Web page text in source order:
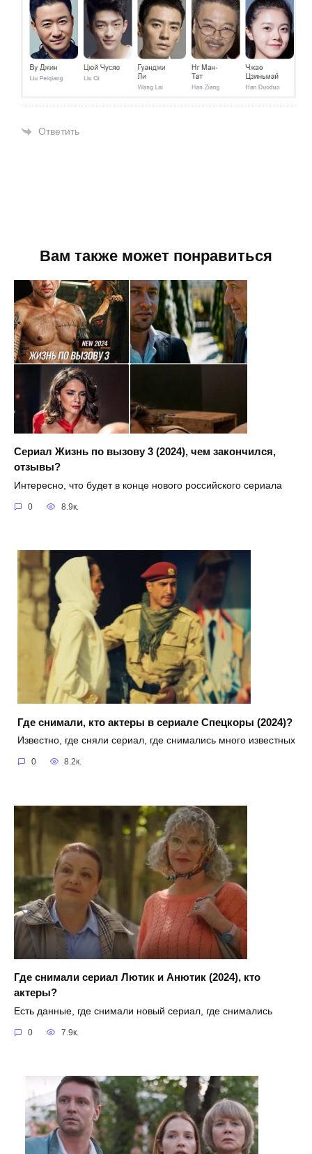
Ответить
Вам также может понравиться
Сериал Жизнь по вызову 3 (2024), чем закончился,
отзывы?
Интересно, что будет в конце нового российского сериала
0 8.9к.
Где снимали, кто актеры в сериале Спецкоры (2024)?
Известно, где сняли сериал, где снимались много известных
0 8.2к.
Где снимали сериал Лютик и Анютик (2024), кто
актеры?
Есть данные, где снимали новый сериал, где снимались
0 7.9к.